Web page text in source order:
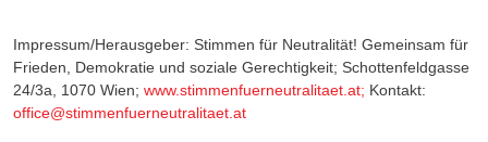
Impressum/Herausgeber: Stimmen für Neutralität! Gemeinsam für
Frieden, Demokratie und soziale Gerechtigkeit; Schottenfeldgasse
24/3a, 1070 Wien; www.stimmenfuerneutralitaet.at; Kontakt:
office@stimmenfuerneutralitaet.at